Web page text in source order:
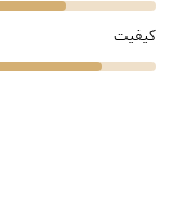
کیفیت